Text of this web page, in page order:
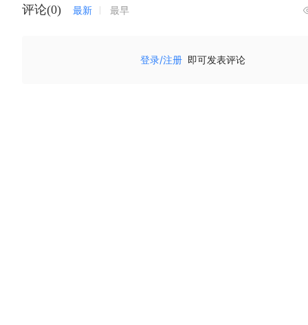
评论(0) 最新 最早
登录/注册 即可发表评论